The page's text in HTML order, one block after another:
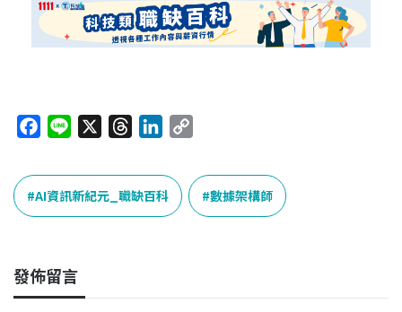
c
e
b
o
k
n
e
r
e
a
n
k
e
p
L
AI資訊新紀元_職缺百科 數據架構師
發佈留言